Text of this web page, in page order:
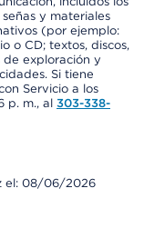
y materiales
(por ejemplo:
o CD; textos, discos,
de exploración y
Si tiene
Servicio a los
p. m., al 303-338-
el: 08/06/2026